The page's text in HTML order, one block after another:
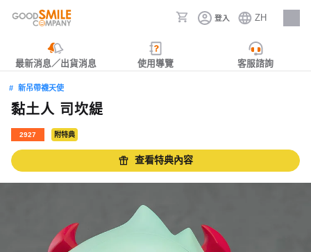
登入 ZH
人才招募
最新消息／出貨消息 使用導覽 客服諮詢
新吊帶襪天使
黏土人 司坎緹
2927 附特典
查看特典內容